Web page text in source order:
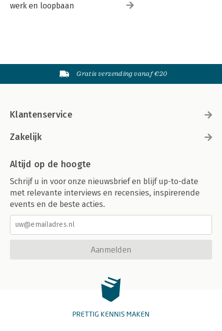
werk en loopbaan
Gratis verzending vanaf €20
Klantenservice
Zakelijk
Altijd op de hoogte
Schrijf u in voor onze nieuwsbrief en blijf up-to-date
met relevante interviews en recensies, inspirerende
events en de beste acties.
Aanmelden
PRETTIG KENNIS MAKEN